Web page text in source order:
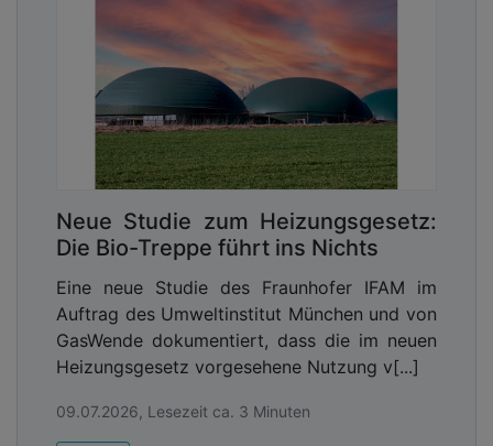
Neue Studie zum Heizungsgesetz:
Die Bio-Treppe führt ins Nichts
Eine neue Studie des Fraunhofer IFAM im
Auftrag des Umweltinstitut München und von
GasWende dokumentiert, dass die im neuen
Heizungsgesetz vorgesehene Nutzung v[...]
09.07.2026, Lesezeit ca. 3 Minuten